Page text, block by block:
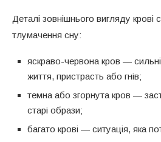
Деталі зовнішнього вигляду крові
тлумачення сну:
яскраво-червона кров —
життя, пристрасть або гнів;
темна або згорнута кров —
старі образи;
багато крові — ситуація, яка